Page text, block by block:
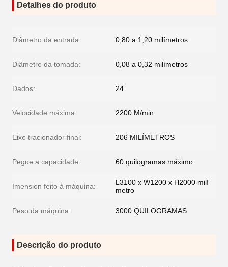
Detalhes do produto
Diâmetro da entrada: 0,80 a 1,20 milímetros
Diâmetro da tomada: 0,08 a 0,32 milímetros
Dados: 24
Velocidade máxima: 2200 M/min
Eixo tracionador final: 206 MILÍMETROS
Pegue a capacidade: 60 quilogramas máximo
Imension feito à máquina:
L3100 x W1200 x H2000 milí
metro
Peso da máquina: 3000 QUILOGRAMAS
Descrição do produto